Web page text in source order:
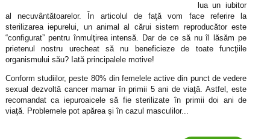
lua un iubitor
al necuvântătoarelor. În articolul de faţă vom face referire la
sterilizarea iepurelui, un animal al cărui sistem reproducător este
“configurat” pentru înmulţirea intensă. Dar de ce să nu îl lăsăm pe
prietenul nostru urecheat să nu beneficieze de toate funcţiile
organismului său? Iată principalele motive!
Conform studiilor, peste 80% din femelele active din punct de vedere
sexual dezvoltă cancer mamar în primii 5 ani de viaţă. Astfel, este
recomandat ca iepuroaicele să fie sterilizate în primii doi ani de
viaţă. Problemele pot apărea şi în cazul masculilor...